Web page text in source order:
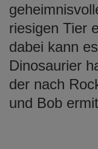
riesigen Tier
dabei kann
Dinosaurier
der nach
und Bob